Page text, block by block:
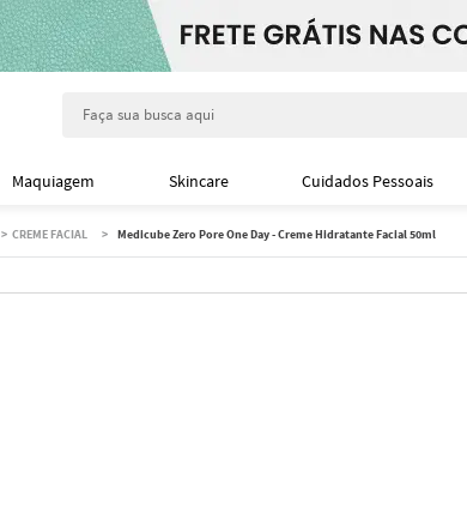
Maquiagem Skincare Cuidados Pessoais
CREME FACIAL Medicube Zero Pore One Day - Creme Hidratante Facial 50ml